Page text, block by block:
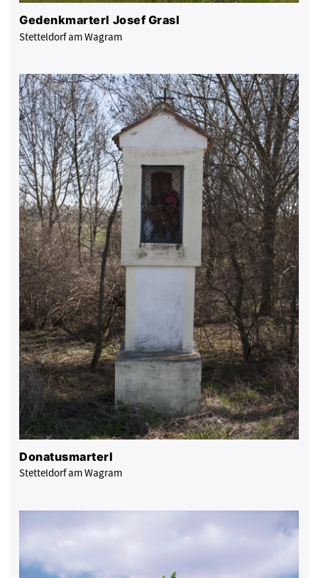
Gedenkmarterl Josef Grasl
Stetteldorf am Wagram
Donatusmarterl
Stetteldorf am Wagram